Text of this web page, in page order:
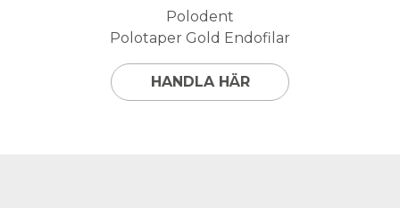
Polodent
Polotaper Gold Endofilar
HANDLA HÄR